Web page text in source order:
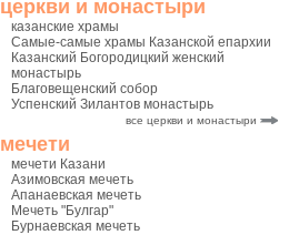
церкви и монастыри
казанские храмы
Самые-самые храмы Казанской епархии
Казанский Богородицкий женский
монастырь
Благовещенский собор
Успенский Зилантов монастырь
все церкви и монастыри
мечети
мечети Казани
Азимовская мечеть
Апанаевская мечеть
Мечеть "Булгар"
Бурнаевская мечеть